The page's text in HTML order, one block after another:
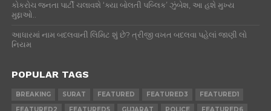
કોકરોચ જનતા પાર્ટી ચલાવશે ‘ક્યા બોલતી પબ્લિક’ ઝુંબેશ, આ હશે મુખ્ય
મુદ્દાઓ..
આધારમાં નામ બદલવાની લિમિટ શું છે? ત્રીજી વખત બદલવા પહેલાં જાણી લો
નિયમ
POPULAR TAGS
BREAKING SURAT FEATURED FEATURED3
FEATURED1